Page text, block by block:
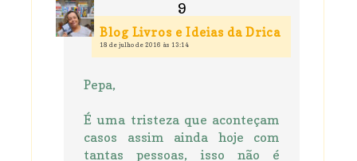
Blog Livros e Ideias da Drica
18 de julho de 2016 às 13:14
Pepa,
É uma tristeza que aconteçam
casos assim ainda hoje com
tantas pessoas, isso não é